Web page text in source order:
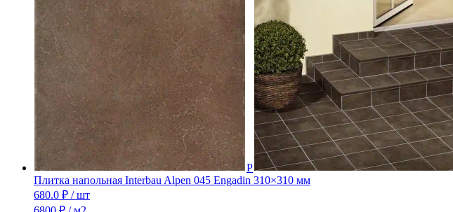
Плитка напольная Interbau Alpen 045 Engadin 310×310 мм
680.0 ₽ / шт